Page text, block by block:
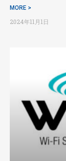
MORE >
2024年11月1日